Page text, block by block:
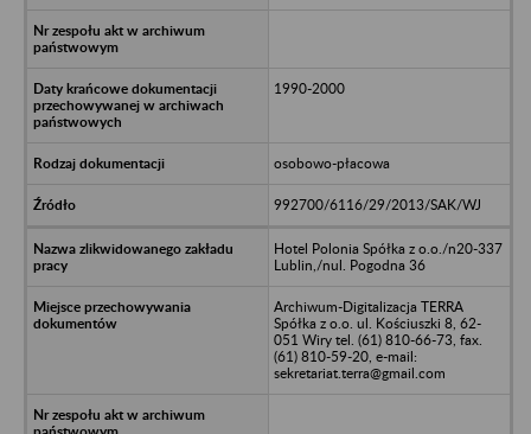
1990-2000
osobowo-płacowa
992700/6116/29/2013/SAK/WJ
Hotel Polonia Spółka z o.o./n20-337
Lublin,/nul. Pogodna 36
Archiwum-Digitalizacja TERRA
Spółka z o.o. ul. Kościuszki 8, 62-
051 Wiry tel. (61) 810-66-73, fax.
(61) 810-59-20, e-mail:
sekretariat.terra@gmail.com